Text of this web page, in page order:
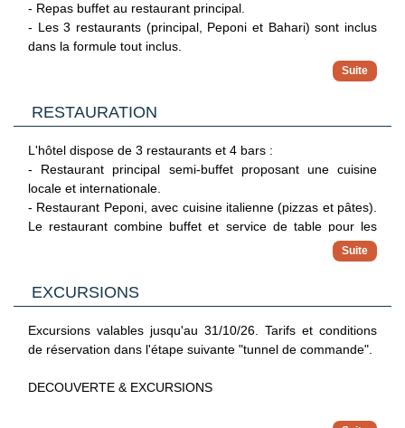
- Repas buffet au restaurant principal.
- Les 3 restaurants (principal, Peponi et Bahari) sont inclus
dans la formule tout inclus.
- Snacks légers de 10h à 12h et de 15h à 18h : pizzas,
Aux repas : eau, jus de fruits, bière et vin de table, café et
Aux bars (à l'exception du Jetty Bar) de 10h à 22h : eau,
sodas, jus de fruits, bière et vin de table, sélection de
Au Jetty Bar, toutes les boissons (eau, sodas, jus de fruits,
bière et vins de table, sélection de cocktail, vodka, rhum,
RESTAURATION
L'hôtel dispose de 3 restaurants et 4 bars :
- Restaurant principal semi-buffet proposant une cuisine
locale et internationale.
- Restaurant Peponi, avec cuisine italienne (pizzas et pâtes).
Le restaurant combine buffet et service de table pour les
- Restaurant Bahari, cuisine servie sous forme de buffet.
(cuisine indienne). Pour les deux services, une réservation
- 4 bars (dont 1 piscine, 1 plage, 1 pilotis sur l'océan).
EXCURSIONS
Excursions valables jusqu'au 31/10/26. Tarifs et conditions
de réservation dans l'étape suivante "tunnel de commande".
DECOUVERTE & EXCURSIONS